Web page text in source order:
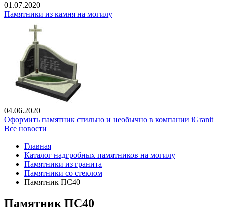
01.07.2020
Памятники из камня на могилу
04.06.2020
Оформить памятник стильно и необычно в компании iGranit
Все новости
Главная
Каталог надгробных памятников на могилу
Памятники из гранита
Памятники со стеклом
Памятник ПС40
Памятник ПС40